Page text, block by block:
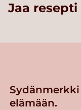
Jaa resepti
elämään.